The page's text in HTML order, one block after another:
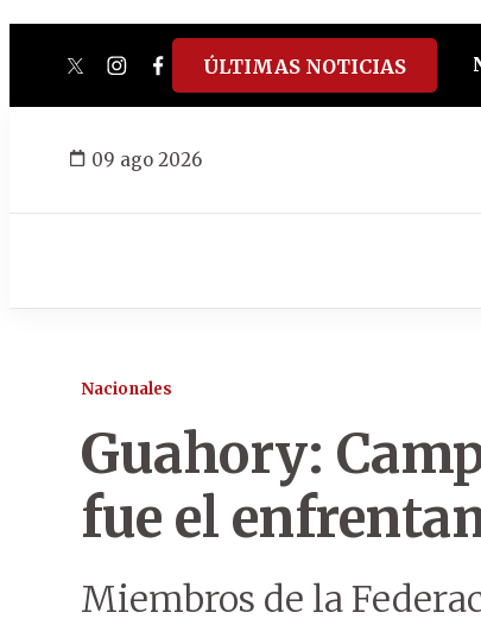
twitterinstagram
facebook
tiktokyoutube
spotify
ÚLTIMAS NOTICIAS
09 ago 2026
Nacionales
Guahory:
fue el
Miembros de la